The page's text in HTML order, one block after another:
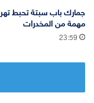
جمارك باب سبتة تحبط
مهمة من المخدرات
23:59